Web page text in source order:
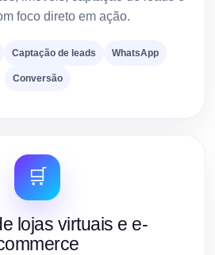
foco direto em ação.
Captação de leads WhatsApp
Conversão
🛒
lojas virtuais e e-